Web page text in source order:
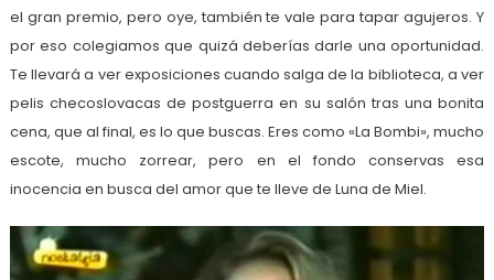
el gran premio, pero oye, también te vale para tapar agujeros. Y
por eso colegiamos que quizá deberías darle una oportunidad.
Te llevará a ver exposiciones cuando salga de la biblioteca, a ver
pelis checoslovacas de postguerra en su salón tras una bonita
cena, que al final, es lo que buscas. Eres como «La Bombi», mucho
escote, mucho zorrear, pero en el fondo conservas esa
inocencia en busca del amor que te lleve de Luna de Miel.